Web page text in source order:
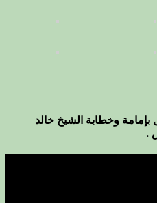
وخطابة الشيخ خالد
.